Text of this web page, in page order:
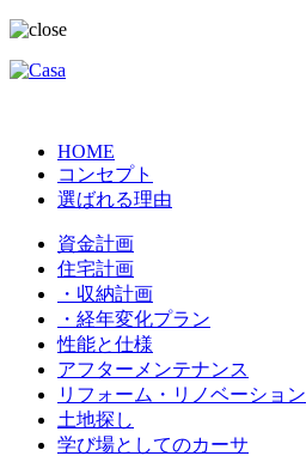
HOME
コンセプト
選ばれる理由
資金計画
住宅計画
・収納計画
・経年変化プラン
性能と仕様
アフターメンテナンス
リフォーム・リノベーション
土地探し
学び場としてのカーサ